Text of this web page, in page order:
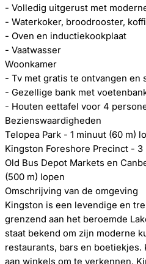
- Volledig uitgerust met
- Waterkoker, broodrooster,
- Oven en inductiekookplaat
- Vaatwasser
Woonkamer
- Tv met gratis te ontvangen en
- Gezellige bank met
- Houten eettafel voor 4
Bezienswaardigheden
Telopea Park - 1 minuut (60 m)
Kingston Foreshore Precinct -
Old Bus Depot Markets en
(500 m) lopen
Omschrijving van de omgeving
Kingston is een levendige en
grenzend aan het beroemde
staat bekend om zijn moderne
restaurants, bars en boetiekjes.
aan winkels om te verkennen.